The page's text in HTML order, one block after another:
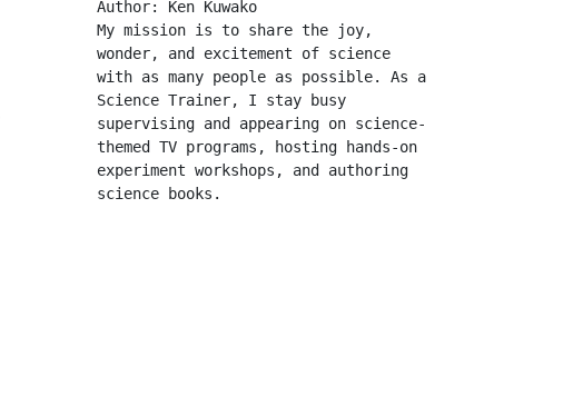
Author: Ken Kuwako
My mission is to share the joy,
wonder, and excitement of science
with as many people as possible. As a
Science Trainer, I stay busy
supervising and appearing on science-
themed TV programs, hosting hands-on
experiment workshops, and authoring
science books.